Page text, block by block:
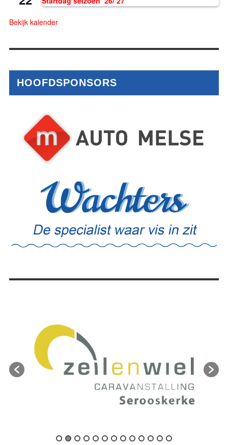
Bekijk kalender
HOOFDSPONSORS